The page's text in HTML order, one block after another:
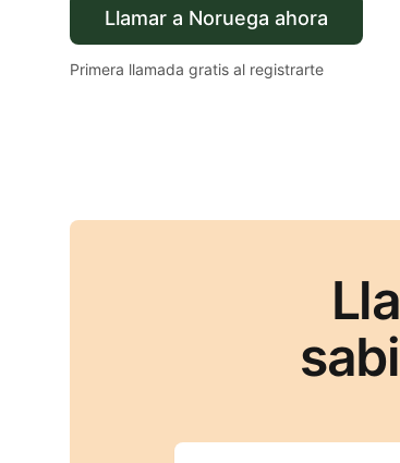
Llamar a Noruega ahora
Primera llamada gratis al registrarte